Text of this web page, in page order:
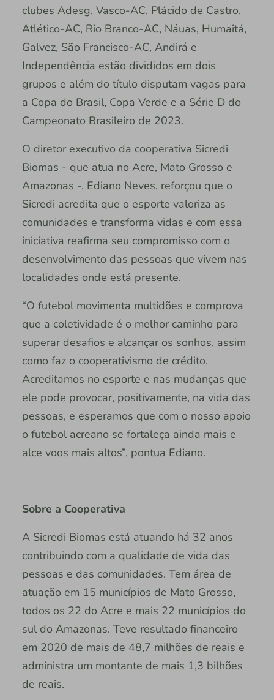
clubes Adesg, Vasco-AC, Plácido de Castro,
Atlético-AC, Rio Branco-AC, Náuas, Humaitá,
Galvez, São Francisco-AC, Andirá e
Independência estão divididos em dois
grupos e além do título disputam vagas para
a Copa do Brasil, Copa Verde e a Série D do
Campeonato Brasileiro de 2023.
O diretor executivo da cooperativa Sicredi
Biomas - que atua no Acre, Mato Grosso e
Amazonas -, Ediano Neves, reforçou que o
Sicredi acredita que o esporte valoriza as
comunidades e transforma vidas e com essa
iniciativa reafirma seu compromisso com o
desenvolvimento das pessoas que vivem nas
localidades onde está presente.
“O futebol movimenta multidões e comprova
que a coletividade é o melhor caminho para
superar desafios e alcançar os sonhos, assim
como faz o cooperativismo de crédito.
Acreditamos no esporte e nas mudanças que
ele pode provocar, positivamente, na vida das
pessoas, e esperamos que com o nosso apoio
o futebol acreano se fortaleça ainda mais e
alce voos mais altos”, pontua Ediano.
Sobre a Cooperativa
A Sicredi Biomas está atuando há 32 anos
contribuindo com a qualidade de vida das
pessoas e das comunidades. Tem área de
atuação em 15 municípios de Mato Grosso,
todos os 22 do Acre e mais 22 municípios do
sul do Amazonas. Teve resultado financeiro
em 2020 de mais de 48,7 milhões de reais e
administra um montante de mais 1,3 bilhões
de reais.